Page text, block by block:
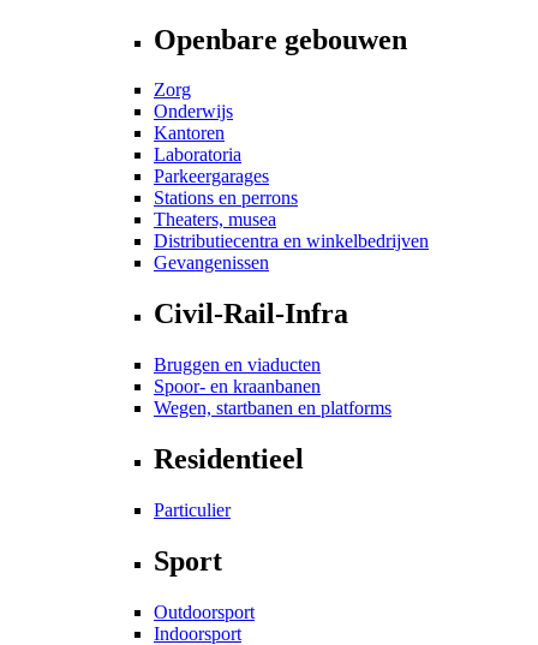
Openbare gebouwen
Zorg
Onderwijs
Kantoren
Laboratoria
Parkeergarages
Stations en perrons
Theaters, musea
Distributiecentra en winkelbedrijven
Gevangenissen
Civil-Rail-Infra
Bruggen en viaducten
Spoor- en kraanbanen
Wegen, startbanen en platforms
Residentieel
Particulier
Sport
Outdoorsport
Indoorsport